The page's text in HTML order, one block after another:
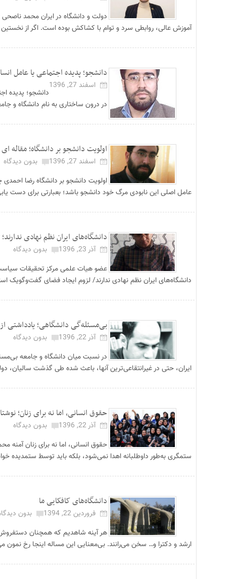
دولت و دانشگاه در ایران محمد
آموزش عالی، روابطی سرد و توام با کشاکش بوده است. اگر از نخستین
دانشجو؛ پدیده اجتماعی یا عامل
اسفند 27, 1396
در درون ساختاری به نام دانشگاه و
اولویت دانشجو بر دانشگاه؛ مقاله
اسفند 27, 1396
بدون دیدگاه
اولویت دانشجو بر دانشگاه رضا
عامل اصلی این نابودی مرگ خود دانشجو باشد؛ بعبارتی برای
دانشگاه‌های ایران نظم نهادی
آذر 23, 1396
بدون دیدگاه
عضو هیات علمی مرکز تحقیقات
دانشگاه‌های ایران نظم نهادی ندارند/ لزوم ایجاد فضای گفت‌وگویک
بی‌مسئله‌گی دانشگاهی؛ یادداشتی
آذر 22, 1396
بدون دیدگاه
در نسبت میان دانشگاه و جامعه
ایران، حتی در غیرانتقاعی‌ترین آنها، باعث شده طی گذشت سالیان،
حقوق انسانی، اما نه برای زنان؛
آذر 22, 1396
بدون دیدگاه
حقوق انسانی، اما نه برای زنان
ستمگری به‌طور داوطلبانه اهدا نمی‌شود، بلکه باید توسط ستمدیده
دانشگاه‌های کافکایی ما
فروردین 22, 1394
بدون
هر آینه شاهدیم که همچنان
ارشد و دکترا و… سخن می‌رانند. بی‌معنایی این مساله اینجا رخ